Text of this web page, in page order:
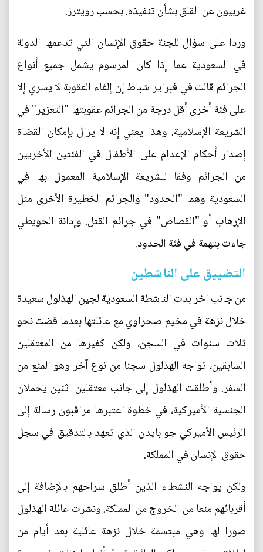
غربيون عن القلق بشأن تنفيذه. بحسب رويترز.
وردا على سؤال للجنة حقوق الإنسان التي تدعمها الدولة
في السعودية عما إذا كان المرسوم يشمل جميع أنواع
الجرائم قالت في فبراير شباط إن إلغاء العقوبة لا يسري إلا
على فئة أخرى أقل درجة من الجرائم عقوبتها "التعزير" في
الشريعة الإسلامية. وهذا يعني إنه لا يزال بإمكان القضاة
إصدار أحكام الإعدام على الأطفال في الفئتين الأخريين
من الجرائم وفقا للشريعة الإسلامية المعمول بها في
السعودية وهما "الحدود" والجرائم الخطيرة الأخرى مثل
الإرهاب أو "القصاص" في جرائم القتل. وإدانة الحويطي
جاءت بتهمة في فئة الحدود.
التضييق على الناشطين
من جانب اخر بدت الناشطة السعودية لجين الهذلول سعيدة
خلال نزهة في مخيم صحراوي مع عائلتها بعدما قضت نحو
ثلاث سنوات في السجن، ولكن كغيرها من المعتقلين
السابقين، تواجه الهذلول سجنا من نوع آخر وهو المنع من
السفر. وأطلقت الهذلول إلى جانب معتقلين اثنين يحملان
الجنسية الأميركية، في خطوة اعتبرها مراقبون رسالة إلى
الرئيس الأميركي جو بايدن الذي تعهد بالتدقيق في سجل
حقوق الإنسان في المملكة.
ولكن يواجه النشطاء الذين أطلق سراحهم بالإضافة إلى
أقربائهم منعا من الخروج من المملكة. ونشرت عائلة الهذلول
صورا لها وهي مبتسمة خلال نزهة عائلية بعد أيام من